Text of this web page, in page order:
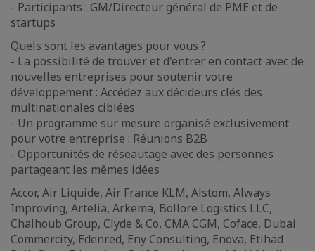
- Participants : GM/Directeur général de PME et de
startups
Quels sont les avantages pour vous ?
- La possibilité de trouver et d'entrer en contact avec de
nouvelles entreprises pour soutenir votre
développement : Accédez aux décideurs clés des
multinationales ciblées
- Un programme sur mesure organisé exclusivement
pour votre entreprise : Réunions B2B
- Opportunités de réseautage avec des personnes
partageant les mêmes idées
Accor, Air Liquide, Air France KLM, Alstom, Always
Improving, Artelia, Arkema, Bollore Logistics LLC,
Chalhoub Group, Clyde & Co, CMA CGM, Coface, Dubai
Commercity, Edenred, Eny Consulting, Enova, Etihad